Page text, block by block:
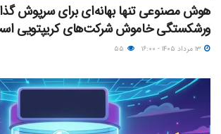
هوش مصنوعی تنها بهانه‌ای برای سرپوش
ورشکستگی خاموش شرکت‌های کریپتویی